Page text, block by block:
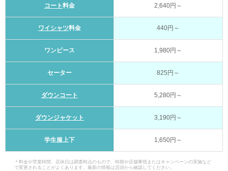
コート料金 2,640円～
ワイシャツ料金 440円～
ワンピース 1,980円～
セーター 825円～
ダウンコート 5,280円～
ダウンジャケット 3,190円～
学生服上下 1,650円～
＊料金や営業時間、店休日は調査時点のもので、時期や店舗事情またはキャンペーンの実施など
で変更されることがよくあります。最新の情報は店頭から確認してください。